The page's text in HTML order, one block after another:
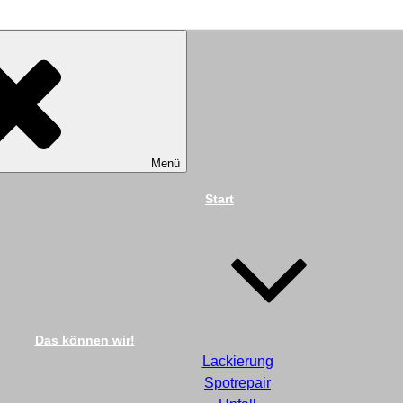
DIEKMANN
Menü
Start
Das können wir!
Lackierung
Spotrepair